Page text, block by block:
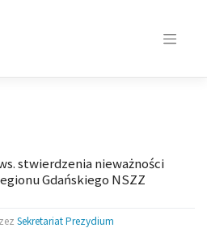
stwierdzenia nieważności
Gdańskiego NSZZ
Sekretariat Prezydium